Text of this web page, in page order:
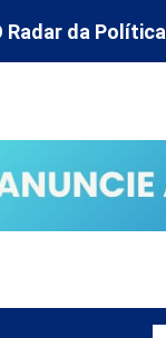
Radar da Política